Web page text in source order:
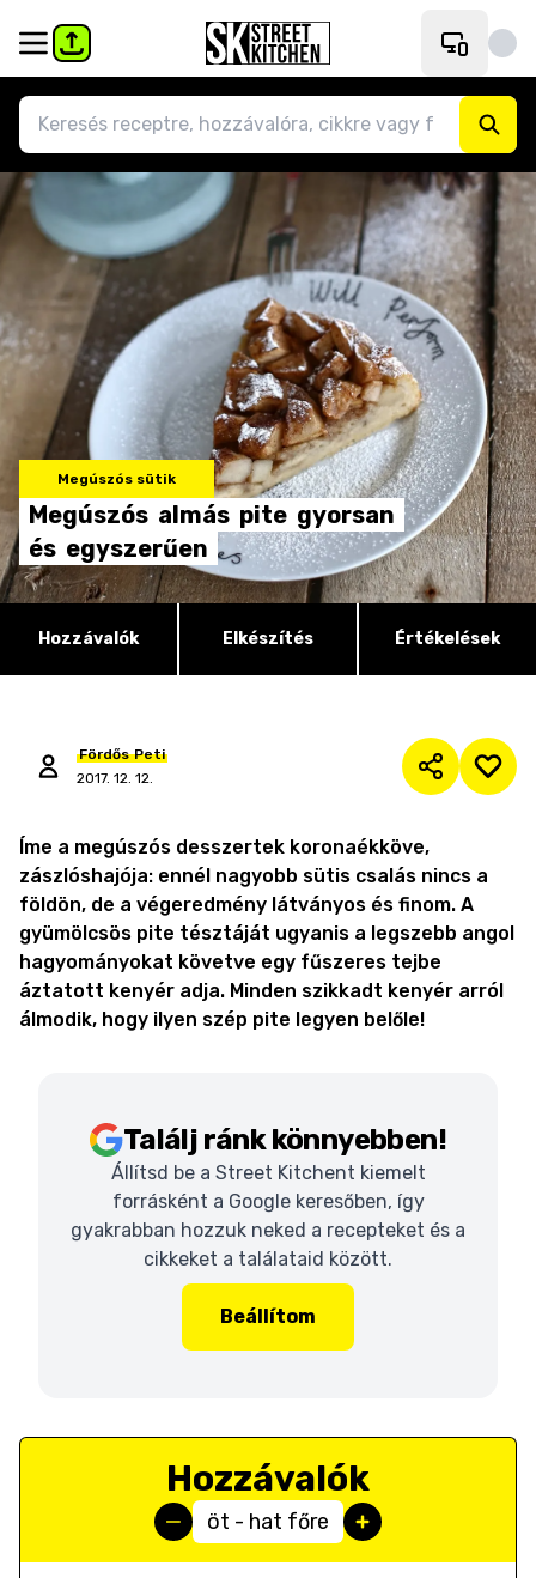
Megúszós sütik
Megúszós almás pite gyorsan
és egyszerűen
Hozzávalók Elkészítés Értékelések
Fördős Peti
2017. 12. 12.
Íme a megúszós desszertek koronaékköve,
zászlóshajója: ennél nagyobb sütis csalás nincs a
földön, de a végeredmény látványos és finom. A
gyümölcsös pite tésztáját ugyanis a legszebb angol
hagyományokat követve egy fűszeres tejbe
áztatott kenyér adja. Minden szikkadt kenyér arról
álmodik, hogy ilyen szép pite legyen belőle!
Találj ránk könnyebben!
Állítsd be a Street Kitchent kiemelt
forrásként a Google keresőben, így
gyakrabban hozzuk neked a recepteket és a
cikkeket a találataid között.
Beállítom
Hozzávalók
öt - hat főre